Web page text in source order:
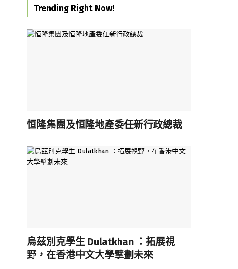
Trending Right Now!
恒隆集團及恒隆地產委任新行政總裁
烏茲別克學生 Dulatkhan ：拓展視
野，在香港中文大學擘劃未來